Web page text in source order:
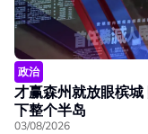
政治
才赢森州就放眼槟
下整个半岛
03/08/2026